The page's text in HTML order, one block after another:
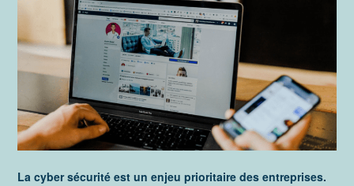
La cyber sécurité est un enjeu prioritaire des entreprises.